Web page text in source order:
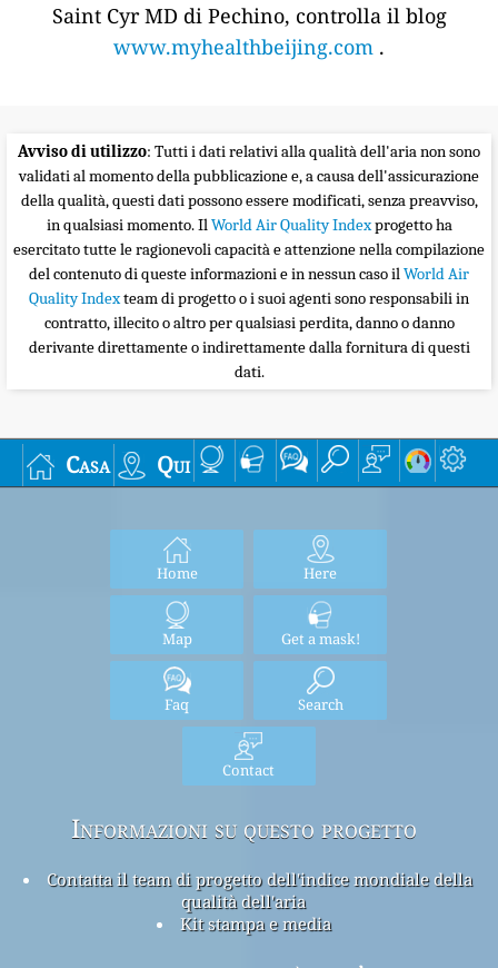
Saint Cyr MD di Pechino, controlla il blog
www.myhealthbeijing.com .
Avviso di utilizzo: Tutti i dati relativi alla qualità dell'aria non sono
validati al momento della pubblicazione e, a causa dell'assicurazione
della qualità, questi dati possono essere modificati, senza preavviso,
in qualsiasi momento. IlWorld Air Quality Indexprogetto ha
esercitato tutte le ragionevoli capacità e attenzione nella compilazione
del contenuto di queste informazioni e in nessun caso ilWorld Air
Quality Indexteam di progetto o i suoi agenti sono responsabili in
contratto, illecito o altro per qualsiasi perdita, danno o danno
derivante direttamente o indirettamente dalla fornitura di questi
dati.
Casa Qui
Home Here
Map Get a mask!
Faq Search
Contact
Informazioni su questo progetto
Contatta il team di progetto dell'indice mondiale della
qualità dell'aria
Kit stampa e media